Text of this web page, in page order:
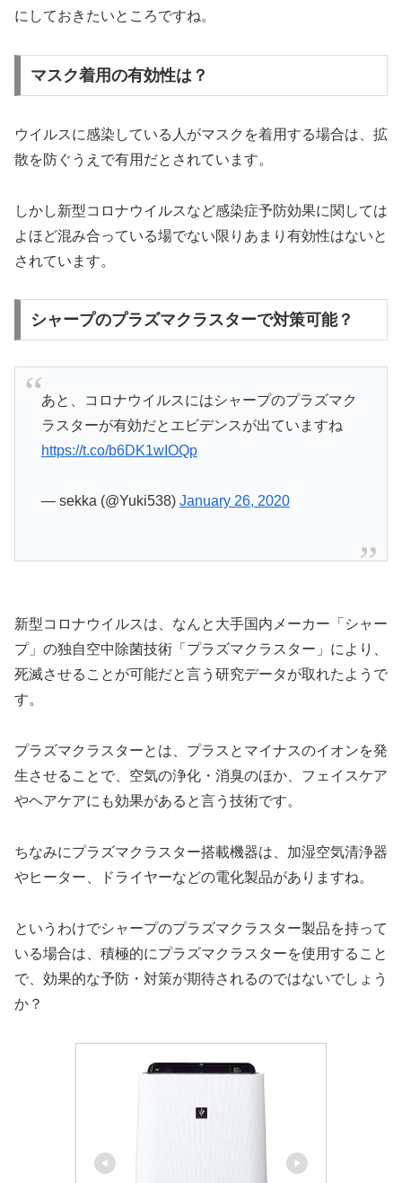
にしておきたいところですね。
マスク着用の有効性は？
ウイルスに感染している人がマスクを着用する場合は、拡
散を防ぐうえで有用だとされています。
しかし新型コロナウイルスなど感染症予防効果に関しては
よほど混み合っている場でない限り あまり有効性はないと
されています。
シャープのプラズマクラスターで対策可能？
あと、コロナウイルスにはシャープのプラズマク
ラスターが有効だとエビデンスが出ていますね
https://t.co/b6DK1wIOQp
— sekka (@Yuki538) January 26, 2020
新型コロナウイルスは、なんと大手国内メーカー「シャー
プ」の独自空中除菌技術 「プラズマクラスター」により、
死滅させることが可能だと言う研究データが取れたようで
す。
プラズマクラスターとは、プラスとマイナスのイオンを発
生させることで、空気の浄化・消臭のほか、フェイスケア
やヘアケアにも効果があると言う技術です。
ちなみにプラズマクラスター搭載機器は、加湿空気清浄器
やヒーター、ドライヤーなどの電化製品がありますね。
というわけでシャープのプラズマクラスター製品を持って
いる場合は、積極的にプラズマクラスターを使用すること
で、効果的な予防・対策が期待されるのではないでしょう
か？